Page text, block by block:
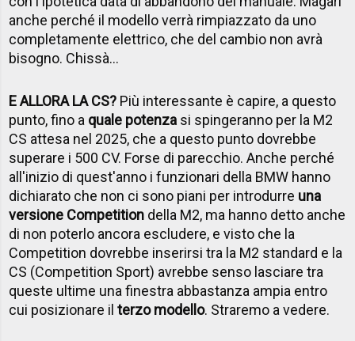
anche perché il modello verrà rimpiazzato da uno
completamente elettrico, che del cambio non avrà
bisogno. Chissà...
E ALLORA LA CS? Più interessante è capire, a questo
punto, fino a quale potenza si spingeranno per la M2
CS attesa nel 2025, che a questo punto dovrebbe
superare i 500 CV. Forse di parecchio. Anche perché
all'inizio di quest'anno i funzionari della BMW hanno
dichiarato che non ci sono piani per introdurre una
versione Competition della M2, ma hanno detto anche
di non poterlo ancora escludere, e visto che la
Competition dovrebbe inserirsi tra la M2 standard e la
CS (Competition Sport) avrebbe senso lasciare tra
queste ultime una finestra abbastanza ampia entro
cui posizionare ilterzo modello. Straremo a vedere.